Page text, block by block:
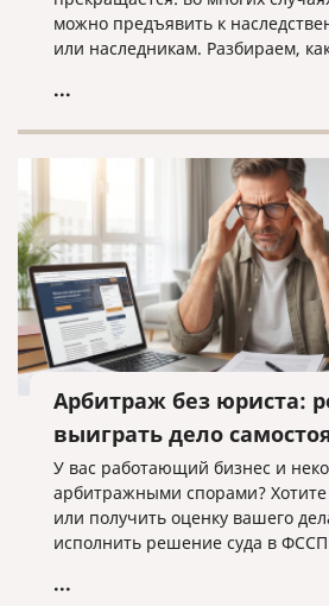
можно предъявить к
или наследникам. Разбираем,
наследство, еще не приняли его
...
Арбитраж без юриста:
выиграть дело
У вас работающий бизнес и
арбитражными спорами? Хотите
или получить оценку вашего
исполнить решение суда в
...